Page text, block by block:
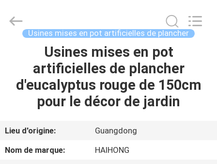
MAISON
PRODUITS
VIDÉOS
À
Crafts
Usines mises en pot artificielles de plancher
Usines mises en pot
artificielles de plancher
d'eucalyptus rouge de 150cm
pour le décor de jardin
Lieu d'origine:
Guangdong
Nom de marque:
HAIHONG